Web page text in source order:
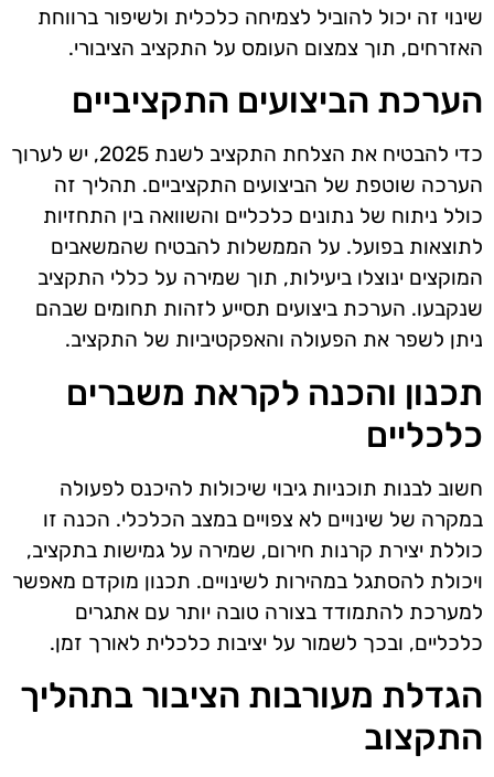
שינוי זה יכול להוביל לצמיחה כלכלית ולשיפור ברווחת
האזרחים, תוך צמצום העומס על התקציב הציבורי.
הערכת הביצועים התקציביים
כדי להבטיח את הצלחת התקציב לשנת 2025, יש לערוך
הערכה שוטפת של הביצועים התקציביים. תהליך זה
כולל ניתוח של נתונים כלכליים והשוואה בין התחזיות
לתוצאות בפועל. על הממשלות להבטיח שהמשאבים
המוקצים ינוצלו ביעילות, תוך שמירה על כללי התקציב
שנקבעו. הערכת ביצועים תסייע לזהות תחומים שבהם
ניתן לשפר את הפעולה והאפקטיביות של התקציב.
תכנון והכנה לקראת משברים
כלכליים
חשוב לבנות תוכניות גיבוי שיכולות להיכנס לפעולה
במקרה של שינויים לא צפויים במצב הכלכלי. הכנה זו
כוללת יצירת קרנות חירום, שמירה על גמישות בתקציב,
ויכולת להסתגל במהירות לשינויים. תכנון מוקדם מאפשר
למערכת להתמודד בצורה טובה יותר עם אתגרים
כלכליים, ובכך לשמור על יציבות כלכלית לאורך זמן.
הגדלת מעורבות הציבור בתהליך
התקצוב